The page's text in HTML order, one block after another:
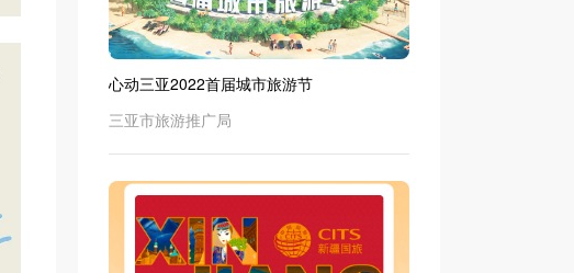
心动三亚2022首届城市旅游节
三亚市旅游推广局